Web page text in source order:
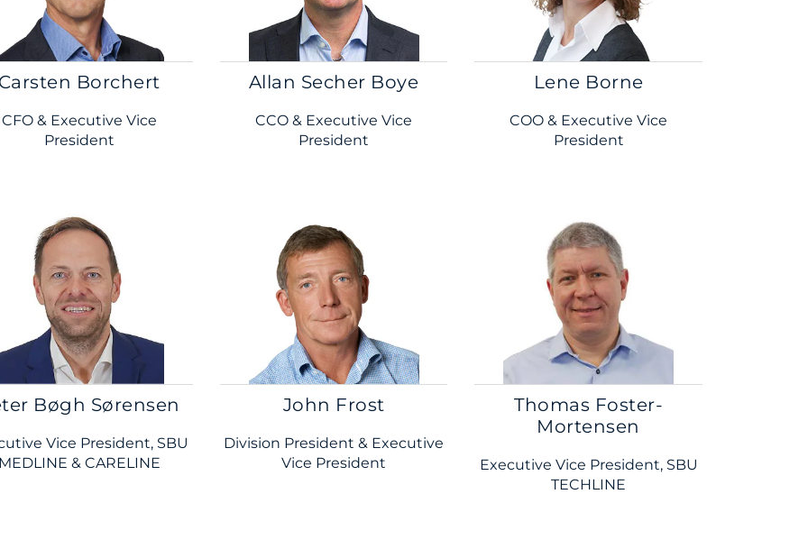
Borchert
CFO & Executive Vice
President
Allan Secher Boye
CCO & Executive Vice
President
Lene Borne
COO & Executive Vice
President
Bøgh Sørensen
Vice President, SBU
& CARELINE
John Frost
Division President & Executive
Vice President
Thomas Foster-
Mortensen
Executive Vice President, SBU
TECHLINE